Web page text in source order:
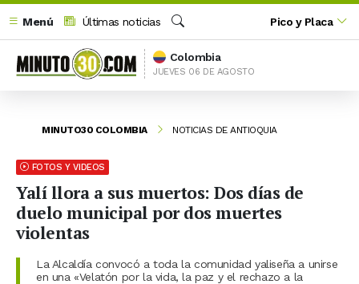
Menú
Últimas noticias
Buscar
Pico y Placa
Colombia
JUEVES 06 DE AGOSTO
MINUTO30 COLOMBIA NOTICIAS DE ANTIOQUIA
FOTOS Y VIDEOS
Yalí llora a sus muertos: Dos días de
duelo municipal por dos muertes
violentas
La Alcaldía convocó a toda la comunidad yaliseña a unirse
en una «Velatón por la vida, la paz y el rechazo a la